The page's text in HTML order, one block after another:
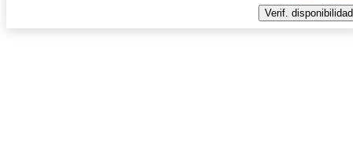
Verif. disponibilidad